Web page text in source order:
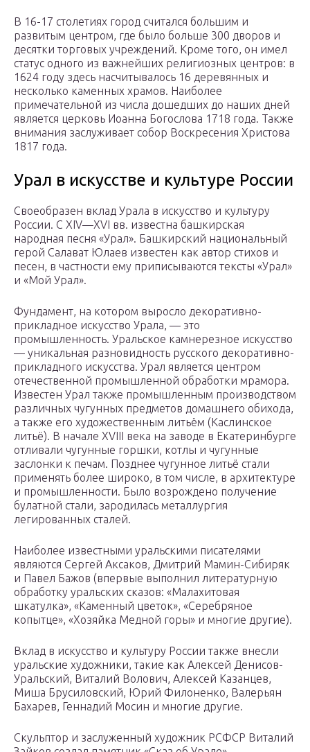
В 16-17 столетиях город считался большим и
развитым центром, где было больше 300 дворов и
десятки торговых учреждений. Кроме того, он имел
статус одного из важнейших религиозных центров: в
1624 году здесь насчитывалось 16 деревянных и
несколько каменных храмов. Наиболее
примечательной из числа дошедших до наших дней
является церковь Иоанна Богослова 1718 года. Также
внимания заслуживает собор Воскресения Христова
1817 года.
Урал в искусстве и культуре России
Своеобразен вклад Урала в искусство и культуру
России. С XIV—XVI вв. известна башкирская
народная песня «Урал». Башкирский национальный
герой Салават Юлаев известен как автор стихов и
песен, в частности ему приписываются тексты «Урал»
и «Мой Урал».
Фундамент, на котором выросло декоративно-
прикладное искусство Урала, — это
промышленность. Уральское камнерезное искусство
— уникальная разновидность русского декоративно-
прикладного искусства. Урал является центром
отечественной промышленной обработки мрамора.
Известен Урал также промышленным производством
различных чугунных предметов домашнего обихода,
а также его художественным литьём (Каслинское
литьё). В начале XVIII века на заводе в Екатеринбурге
отливали чугунные горшки, котлы и чугунные
заслонки к печам. Позднее чугунное литьё стали
применять более широко, в том числе, в архитектуре
и промышленности. Было возрождено получение
булатной стали, зародилась металлургия
легированных сталей.
Наиболее известными уральскими писателями
являются Сергей Аксаков, Дмитрий Мамин-Сибиряк
и Павел Бажов (впервые выполнил литературную
обработку уральских сказов: «Малахитовая
шкатулка», «Каменный цветок», «Серебряное
копытце», «Хозяйка Медной горы» и многие другие).
Вклад в искусство и культуру России также внесли
уральские художники, такие как Алексей Денисов-
Уральский, Виталий Волович, Алексей Казанцев,
Миша Брусиловский, Юрий Филоненко, Валерьян
Бахарев, Геннадий Мосин и многие другие.
Скульптор и заслуженный художник РСФСР Виталий